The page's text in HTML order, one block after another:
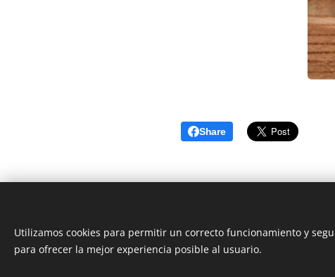
Share
Utilizamos cookies para permitir un correcto funcionamiento y
para ofrecer la mejor experiencia posible al usuario.